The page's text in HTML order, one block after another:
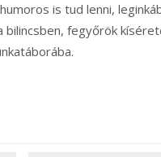
is tud lenni,
bilincsben, fegyőrök